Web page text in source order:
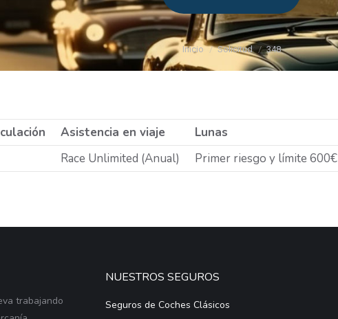
Estás aquí:
Inicio Solicitud 348
Asistencia en viaje Lunas
Race Unlimited (Anual) Primer riesgo y límite 600€
trabajando
NUESTROS SEGUROS
Seguros de Coches Clásicos